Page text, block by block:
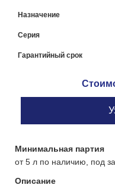
Назначение
Серия
Гарантийный срок
Минимальная партия
от 5 л по наличию, под
Описание